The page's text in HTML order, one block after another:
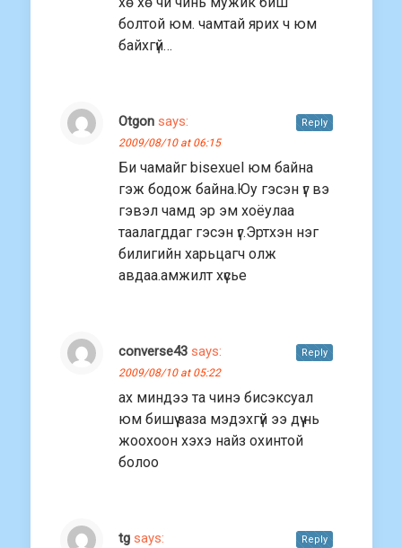
болтой юм. чамтай ярих ч юм
байхгүй…
Otgon says:
2009/08/10 at 06:15
Би чамайг bisexuel юм байна
гэж бодож байна.Юу гэсэн үг вэ
гэвэл чамд эр эм хоёулаа
таалагддаг гэсэн үг.Эртхэн нэг
билигийн харьцагч олж
авдаа.амжилт хүсье
Reply
converse43 says:
2009/08/10 at 05:22
ах миндээ та чинэ бисэксуал
юм бишүү заза мэдэхгүй ээ дүү нь
жоохоон xэxэ найз охинтой
болоо
Reply
tg says: Reply